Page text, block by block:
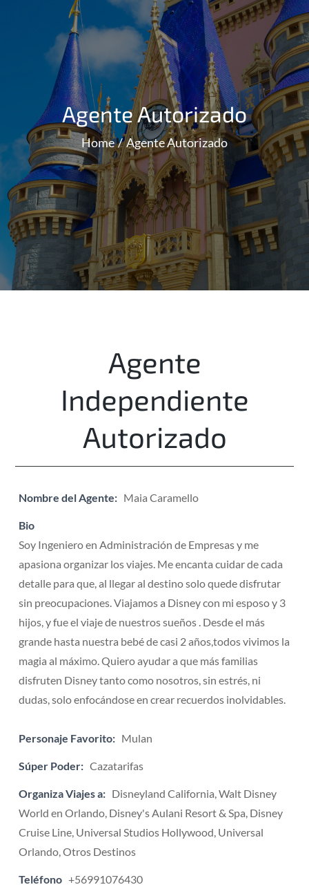
Agente Autorizado
Home Agente Autorizado
Agente
Independiente
Autorizado
Nombre del Agente: Maia Caramello
Bio
Soy Ingeniero en Administración de Empresas y me
apasiona organizar los viajes. Me encanta cuidar de cada
detalle para que, al llegar al destino solo quede disfrutar
sin preocupaciones. Viajamos a Disney con mi esposo y 3
hijos, y fue el viaje de nuestros sueños . Desde el más
grande hasta nuestra bebé de casi 2 años,todos vivimos la
magia al máximo. Quiero ayudar a que más familias
disfruten Disney tanto como nosotros, sin estrés, ni
dudas, solo enfocándose en crear recuerdos inolvidables.
Personaje Favorito: Mulan
Súper Poder: Cazatarifas
Organiza Viajes a: Disneyland California, Walt Disney
World en Orlando, Disney's Aulani Resort & Spa, Disney
Cruise Line, Universal Studios Hollywood, Universal
Orlando, Otros Destinos
Teléfono +56991076430